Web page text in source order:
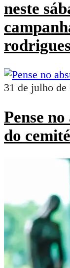
neste
rodrigues
31 de julho de
Pense
do